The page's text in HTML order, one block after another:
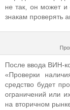
не так, он может и
знакам проверять
После ввода ВИН-
«Проверки
средство будет
ограничений или
на вторичном